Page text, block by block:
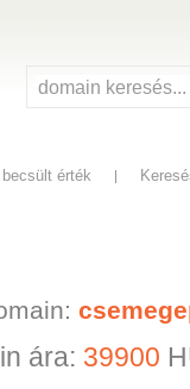
becsült érték
ára: 39900